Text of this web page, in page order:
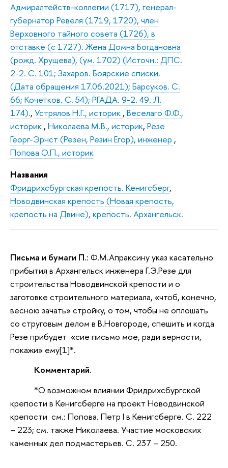
Адмиралтейств-коллегии (1717), генерал-
губернатор Ревеля (1719, 1720), член
Верховного тайного совета (1726), в
отставке (с 1727). Жена Домна Богдановна
(рожд. Хрущева), (ум. 1702) (Источн.: ДПС.
2-2. С. 101; Захаров. Боярские списки.
(Дата обращения 17.06.2021); Барсуков. С.
66; Кочетков. С. 54); РГАДА. 9-2. 49. Л.
174)., Устрялов Н.Г., историк , Веселаго Ф.Ф.,
историк , Николаева М.В., историк, Резе
Георг-Эрнст (Резен, Резин Егор), инженер ,
Попова О.П., историк
Названия
Фридрихсбургская крепость. Кенигсберг,
Новодвинская крепость (Новая крепость,
крепость на Двине), крепость. Архангельск.
Письма и бумаги П.: Ф.М.Апраксину указ касательно
прибытия в Архангельск инженера Г.Э.Резе для
строительства Новодвинской крепости и о
заготовке строительного материала, «чтоб, конечно,
весною зачать» стройку, о том, чтобы не оплошать
со струговым делом в В.Новгороде, спешить и когда
Резе прибудет «сие письмо мое, ради верности,
покажи» ему[1]*.
Комментарий.
*О возможном влиянии Фридрихсбургской
крепости в Кенигсберге на проект Новодвинской
крепости см.: Попова. Петр I в Кенигсберге. С. 222
– 223; см. также Николаева. Участие московских
каменных дел подмастерьев. С. 237 – 250.